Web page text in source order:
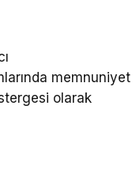
memnuniyet
olarak